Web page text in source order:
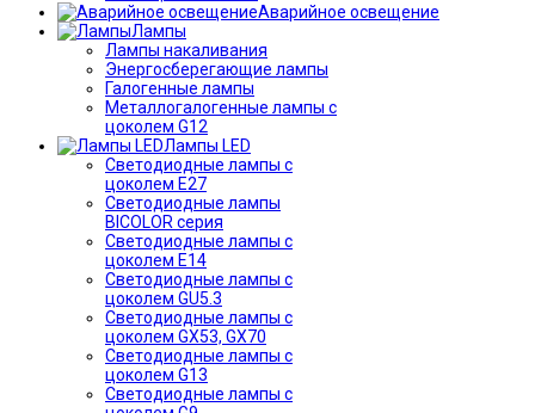
Аварийное освещение
Лампы
Лампы накаливания
Энергосберегающие лампы
Галогенные лампы
Металлогалогенные лампы с
цоколем G12
Лампы LED
Светодиодные лампы с
цоколем E27
Светодиодные лампы
BICOLOR серия
Светодиодные лампы с
цоколем E14
Светодиодные лампы с
цоколем GU5.3
Светодиодные лампы с
цоколем GX53, GX70
Светодиодные лампы с
цоколем G13
Светодиодные лампы с